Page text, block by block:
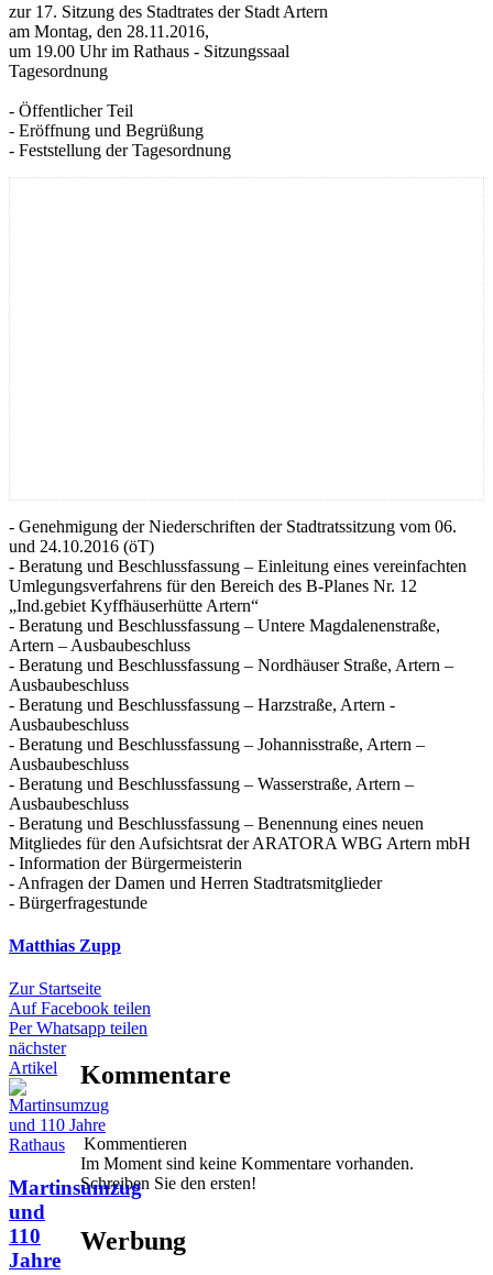
zur 17. Sitzung des Stadtrates der Stadt Artern
am Montag, den 28.11.2016,
um 19.00 Uhr im Rathaus - Sitzungssaal
Tagesordnung
- Öffentlicher Teil
- Eröffnung und Begrüßung
- Feststellung der Tagesordnung
- Genehmigung der Niederschriften der Stadtratssitzung vom 06.
und 24.10.2016 (öT)
- Beratung und Beschlussfassung – Einleitung eines vereinfachten
Umlegungsverfahrens für den Bereich des B-Planes Nr. 12
„Ind.gebiet Kyffhäuserhütte Artern“
- Beratung und Beschlussfassung – Untere Magdalenenstraße,
Artern – Ausbaubeschluss
- Beratung und Beschlussfassung – Nordhäuser Straße, Artern –
Ausbaubeschluss
- Beratung und Beschlussfassung – Harzstraße, Artern -
Ausbaubeschluss
- Beratung und Beschlussfassung – Johannisstraße, Artern –
Ausbaubeschluss
- Beratung und Beschlussfassung – Wasserstraße, Artern –
Ausbaubeschluss
- Beratung und Beschlussfassung – Benennung eines neuen
Mitgliedes für den Aufsichtsrat der ARATORA WBG Artern mbH
- Information der Bürgermeisterin
- Anfragen der Damen und Herren Stadtratsmitglieder
- Bürgerfragestunde
Matthias Zupp
Zur Startseite
Auf Facebook teilen
Per Whatsapp teilen
nächster
Artikel
Martinsumzug
und
110
Jahre
Kommentare
Kommentieren
Im Moment sind keine Kommentare vorhanden.
Schreiben Sie den ersten!
Werbung